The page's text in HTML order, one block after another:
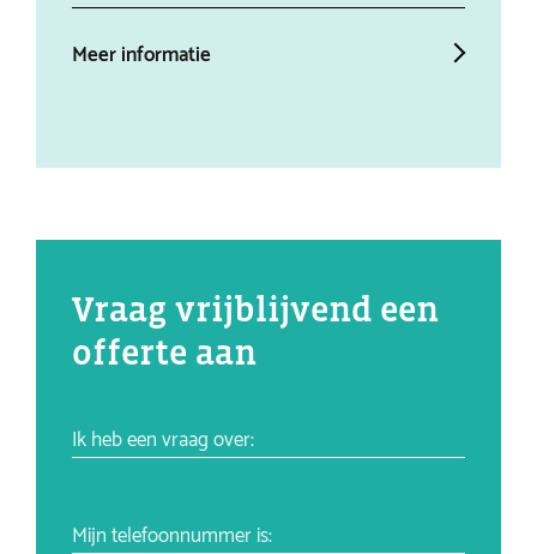
Meer informatie
Vraag vrijblijvend een
offerte aan
Ik heb een vraag over:
Mijn telefoonnummer is: